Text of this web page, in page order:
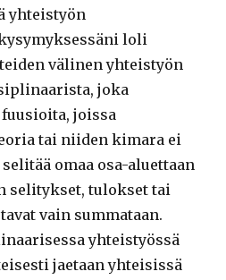
yhteistyön
loli
välinen yhteistyön
joka
joissa
tai niiden kimara ei
omaa osa-aluettaan
selitykset, tulokset tai
vain summataan.
yhteistyössä
jaetaan yhteisissä